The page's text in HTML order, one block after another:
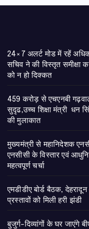
24×7 अलर्ट मोड में रहें
सचिव ने की विस्तृत समीक्षा
को न हो दिक्कत
459 करोड़ से एचएनबी
सुदृढ,उच्च शिक्षा मंत्री धन
की मुलाकात
मुख्यमंत्री से महानिदेशक
एनसीसी के विस्तार एवं
महत्वपूर्ण चर्चा
एमडीडीए बोर्ड बैठक,
प्रस्तावों को मिली हरी झंडी
बुजुर्ग-दिव्यांगों के घर जाएंगे